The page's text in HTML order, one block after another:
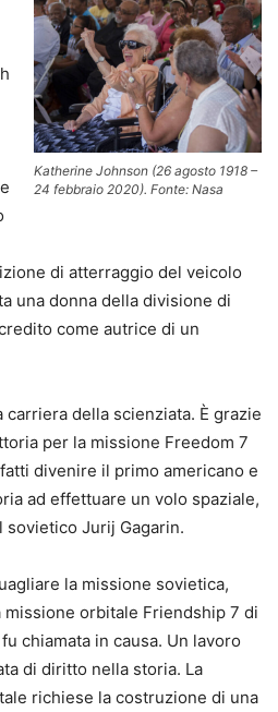
Katherine Johnson (26 agosto 1918 –
24 febbraio 2020). Fonte: Nasa
di atterraggio del veicolo
una donna della divisione di
come autrice di un
carriera della scienziata. È grazie
per la missione Freedom 7
divenire il primo americano e
ad effettuare un volo spaziale,
Jurij Gagarin.
la missione sovietica,
orbitale Friendship 7 di
chiamata in causa. Un lavoro
di diritto nella storia. La
richiese la costruzione di una